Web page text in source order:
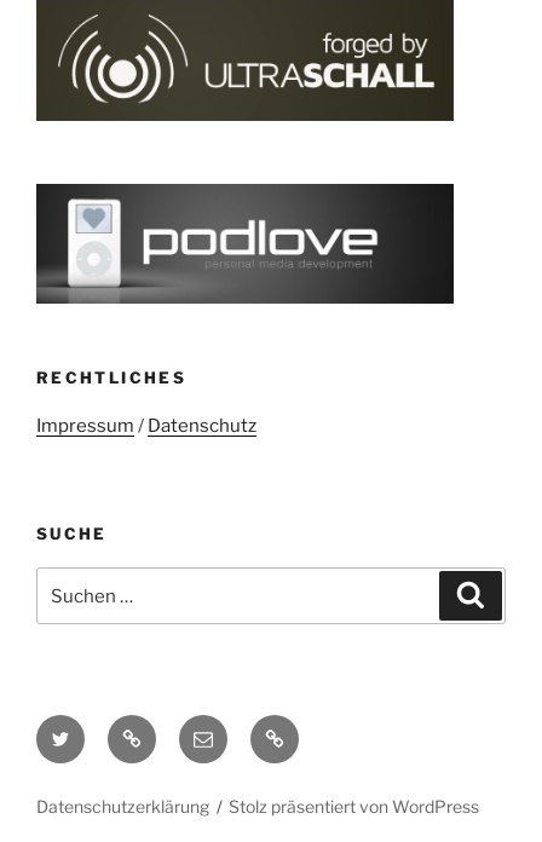
RECHTLICHES
Impressum / Datenschutz
SUCHE
nach:
Twitter Mastodon
E-
Mail
Kontakt
Datenschutzerklärung Stolz präsentiert von WordPress